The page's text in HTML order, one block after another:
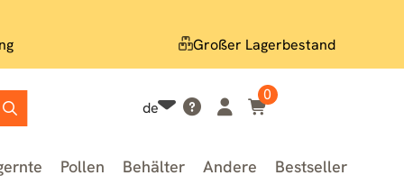
Großer Lagerbestand
de
0
Pollen Behälter Andere Bestseller